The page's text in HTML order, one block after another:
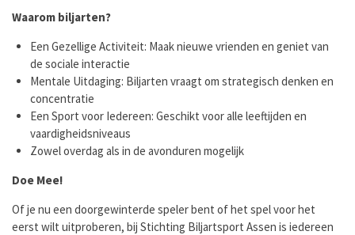
Waarom biljarten?
Een Gezellige Activiteit: Maak nieuwe vrienden en geniet van
de sociale interactie
Mentale Uitdaging: Biljarten vraagt om strategisch denken en
concentratie
Een Sport voor Iedereen: Geschikt voor alle leeftijden en
vaardigheidsniveaus
Zowel overdag als in de avonduren mogelijk
Doe Mee!
Of je nu een doorgewinterde speler bent of het spel voor het
eerst wilt uitproberen, bij Stichting Biljartsport Assen is iedereen